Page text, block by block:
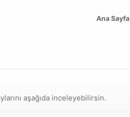
Ana Sayfa
aşağıda inceleyebilirsin.